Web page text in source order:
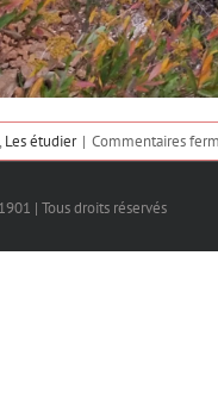
, Les étudier | Commentaires
| Tous droits réservés